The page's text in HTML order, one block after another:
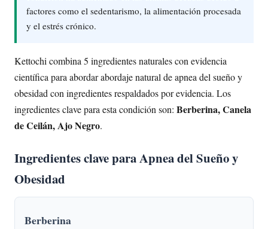
factores como el sedentarismo, la alimentación procesada
y el estrés crónico.
Kettochi combina 5 ingredientes naturales con evidencia
científica para abordar abordaje natural de apnea del sueño y
obesidad con ingredientes respaldados por evidencia. Los
ingredientes clave para esta condición son: Berberina, Canela
de Ceilán, Ajo Negro.
Ingredientes clave para Apnea del Sueño y
Obesidad
Berberina